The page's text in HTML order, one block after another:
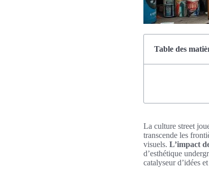
Table des
La culture street
transcende les
visuels. L’impact
d’esthétique
catalyseur d’idées